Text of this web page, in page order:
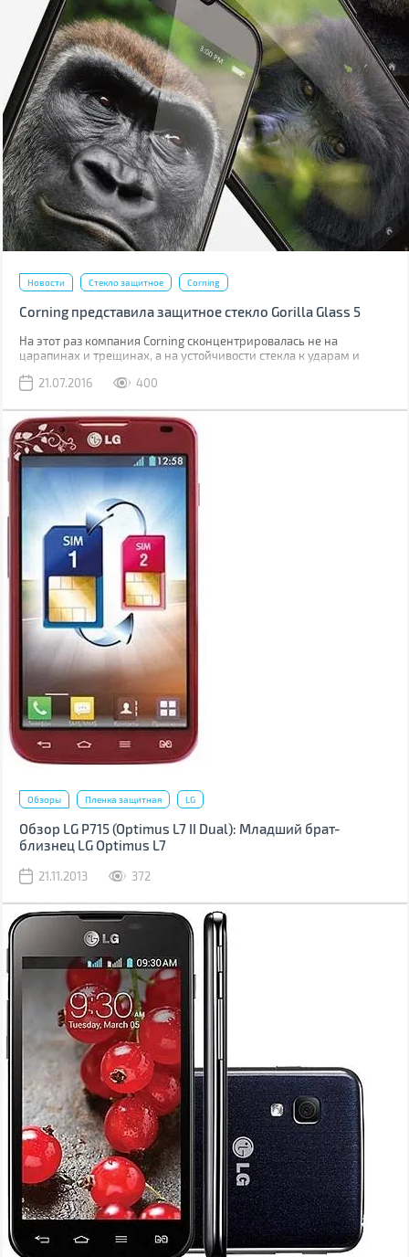
Новости Стекло защитное Corning
Corning представила защитное стекло Gorilla Glass 5
На этот раз компания Corning сконцентрировалась не на
царапинах и трещинах, а на устойчивости стекла к ударам и
21.07.2016
400
Обзоры Пленка защитная LG
Обзор LG P715 (Optimus L7 II Dual): Младший брат-
близнец LG Optimus L7
21.11.2013 372